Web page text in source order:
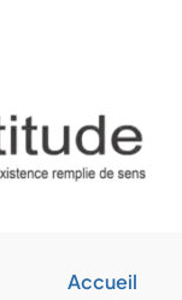
Accueil